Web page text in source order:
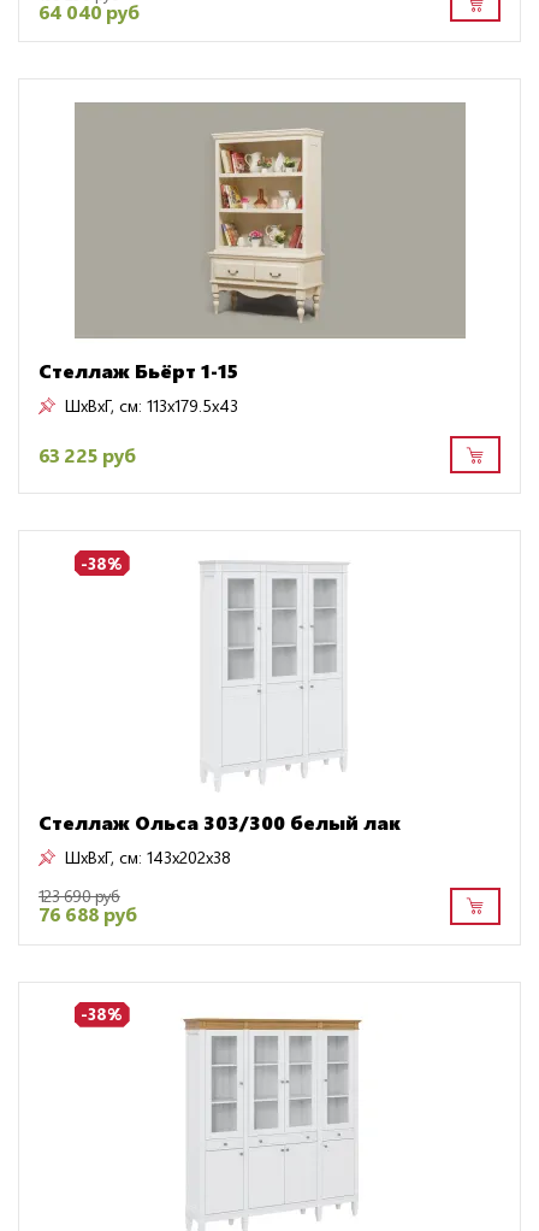
64 040 руб
Стеллаж Бьёрт 1-15
ШxВxГ, см: 113x179.5x43
63 225 руб
-38%
Стеллаж Ольса 303/300 белый лак
ШxВxГ, см: 143x202x38
123 690 руб
76 688 руб
-38%